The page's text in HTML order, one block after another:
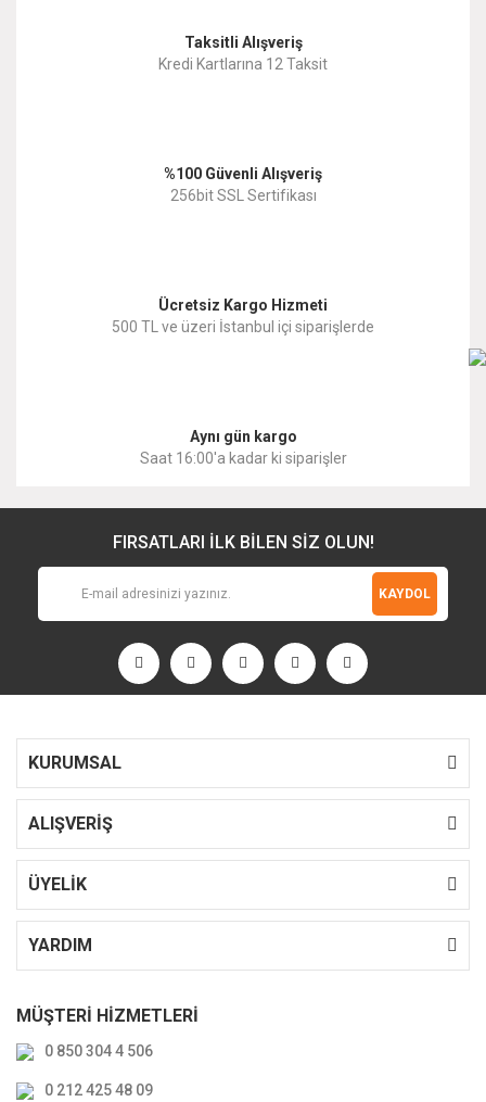
Ürün resmi kalitesiz, bozuk veya görüntülenemiyor.
Ürün fiyatı diğer sitelerden daha pahalı.
Taksitli Alışveriş
Kredi Kartlarına 12 Taksit
%100 Güvenli Alışveriş
256bit SSL Sertifikası
Ücretsiz Kargo Hizmeti
500 TL ve üzeri İstanbul içi siparişlerde
Aynı gün kargo
Saat 16:00'a kadar ki siparişler
FIRSATLARI İLK BİLEN SİZ OLUN!
KAYDOL
KURUMSAL
ALIŞVERİŞ
ÜYELİK
YARDIM
MÜŞTERİ HİZMETLERİ
0 850 304 4 506
0 212 425 48 09